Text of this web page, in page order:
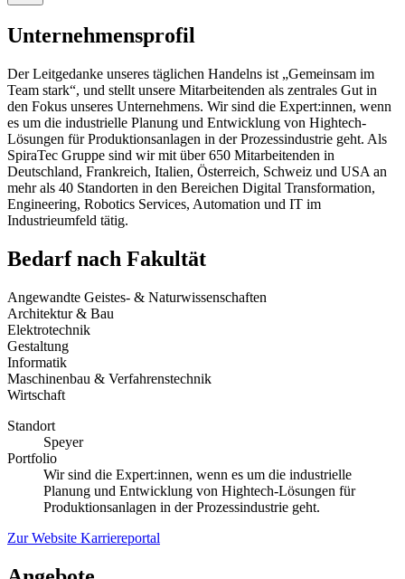
Unternehmensprofil
Der Leitgedanke unseres täglichen Handelns ist „Gemeinsam im
Team stark“, und stellt unsere Mitarbeitenden als zentrales Gut in
den Fokus unseres Unternehmens. Wir sind die Expert:innen, wenn
es um die industrielle Planung und Entwicklung von Hightech-
Lösungen für Produktionsanlagen in der Prozessindustrie geht. Als
SpiraTec Gruppe sind wir mit über 650 Mitarbeitenden in
Deutschland, Frankreich, Italien, Österreich, Schweiz und USA an
mehr als 40 Standorten in den Bereichen Digital Transformation,
Engineering, Robotics Services, Automation und IT im
Industrieumfeld tätig.
Bedarf nach Fakultät
Angewandte Geistes- & Naturwissenschaften
Architektur & Bau
Elektrotechnik
Gestaltung
Informatik
Maschinenbau & Verfahrenstechnik
Wirtschaft
Standort
Speyer
Portfolio
Wir sind die Expert:innen, wenn es um die industrielle
Planung und Entwicklung von Hightech-Lösungen für
Produktionsanlagen in der Prozessindustrie geht.
Zur Website Karriereportal